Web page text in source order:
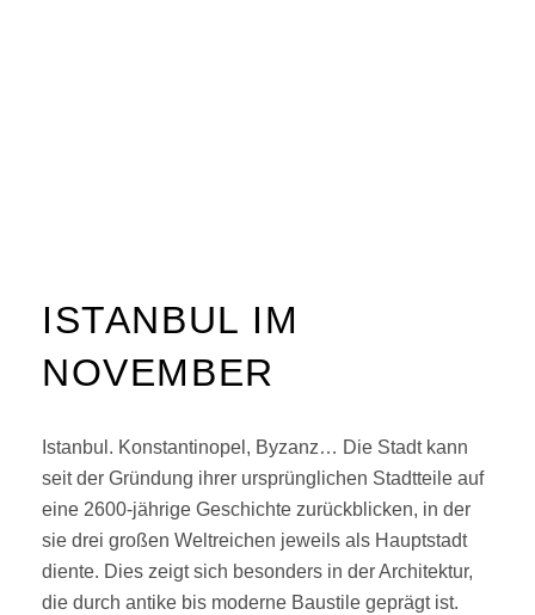
ISTANBUL IM
NOVEMBER
Istanbul. Konstantinopel, Byzanz… Die Stadt kann
seit der Gründung ihrer ursprünglichen Stadtteile auf
eine 2600-jährige Geschichte zurückblicken, in der
sie drei großen Weltreichen jeweils als Hauptstadt
diente. Dies zeigt sich besonders in der Architektur,
die durch antike bis moderne Baustile geprägt ist.